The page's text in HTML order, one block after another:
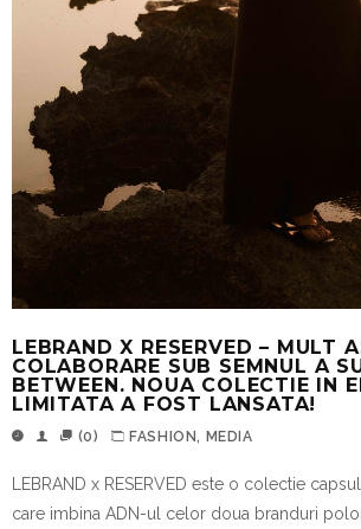
LEBRAND X RESERVED – MULT
COLABORARE SUB SEMNUL A
BETWEEN. NOUA COLECTIE IN
LIMITATA A FOST LANSATA!
(0) FASHION, MEDIA
LEBRAND x RESERVED este o colectie
care imbina ADN-ul celor doua branduri